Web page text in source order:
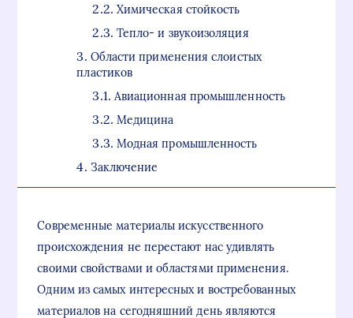
Химическая стойкость
Тепло- и звукоизоляция
Области применения слоистых
пластиков
Авиационная промышленность
Медицина
Модная промышленность
Заключение
Современные материалы искусственного
происхождения не перестают нас удивлять
своими свойствами и областями применения.
Одним из самых интересных и востребованных
материалов на сегодняшний день являются